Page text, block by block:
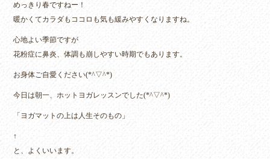
めっきり春ですねー！
暖かくてカラダもココロも気も緩みやすくなりますね。
心地よい季節ですが
花粉症に鼻炎、体調も崩しやすい時期でもあります。
お身体ご自愛ください(*^▽^*)
今日は朝一、ホットヨガレッスンでした(*^▽^*)
「ヨガマットの上は人生そのもの」
↑
と、よくいいます。